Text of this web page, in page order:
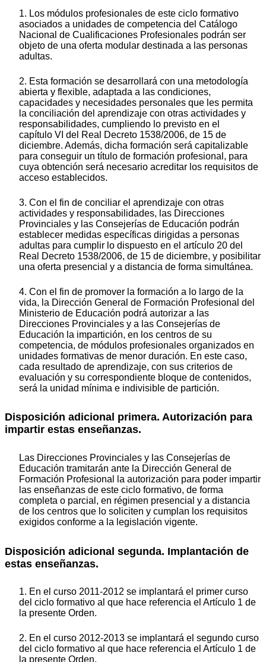
1. Los módulos profesionales de este ciclo formativo
asociados a unidades de competencia del Catálogo
Nacional de Cualificaciones Profesionales podrán ser
objeto de una oferta modular destinada a las personas
adultas.
2. Esta formación se desarrollará con una metodología
abierta y flexible, adaptada a las condiciones,
capacidades y necesidades personales que les permita
la conciliación del aprendizaje con otras actividades y
responsabilidades, cumpliendo lo previsto en el
capítulo VI del Real Decreto 1538/2006, de 15 de
diciembre. Además, dicha formación será capitalizable
para conseguir un título de formación profesional, para
cuya obtención será necesario acreditar los requisitos de
acceso establecidos.
3. Con el fin de conciliar el aprendizaje con otras
actividades y responsabilidades, las Direcciones
Provinciales y las Consejerías de Educación podrán
establecer medidas específicas dirigidas a personas
adultas para cumplir lo dispuesto en el artículo 20 del
Real Decreto 1538/2006, de 15 de diciembre, y posibilitar
una oferta presencial y a distancia de forma simultánea.
4. Con el fin de promover la formación a lo largo de la
vida, la Dirección General de Formación Profesional del
Ministerio de Educación podrá autorizar a las
Direcciones Provinciales y a las Consejerías de
Educación la impartición, en los centros de su
competencia, de módulos profesionales organizados en
unidades formativas de menor duración. En este caso,
cada resultado de aprendizaje, con sus criterios de
evaluación y su correspondiente bloque de contenidos,
será la unidad mínima e indivisible de partición.
Disposición adicional primera. Autorización para
impartir estas enseñanzas.
Las Direcciones Provinciales y las Consejerías de
Educación tramitarán ante la Dirección General de
Formación Profesional la autorización para poder impartir
las enseñanzas de este ciclo formativo, de forma
completa o parcial, en régimen presencial y a distancia
de los centros que lo soliciten y cumplan los requisitos
exigidos conforme a la legislación vigente.
Disposición adicional segunda. Implantación de
estas enseñanzas.
1. En el curso 2011-2012 se implantará el primer curso
del ciclo formativo al que hace referencia el Artículo 1 de
la presente Orden.
2. En el curso 2012-2013 se implantará el segundo curso
del ciclo formativo al que hace referencia el Artículo 1 de
la presente Orden.